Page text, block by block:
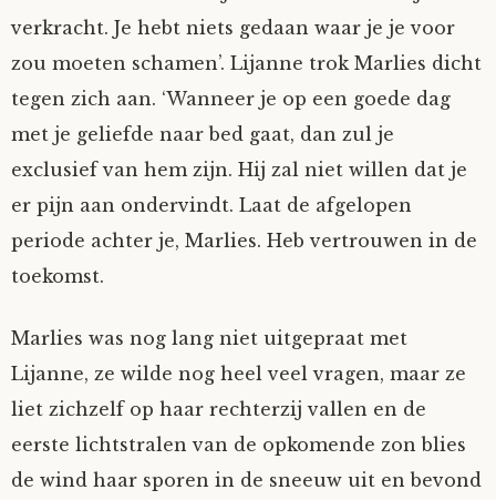
verkracht. Je hebt niets gedaan waar je je voor
zou moeten schamen’. Lijanne trok Marlies dicht
tegen zich aan. ‘Wanneer je op een goede dag
met je geliefde naar bed gaat, dan zul je
exclusief van hem zijn. Hij zal niet willen dat je
er pijn aan ondervindt. Laat de afgelopen
periode achter je, Marlies. Heb vertrouwen in de
toekomst.
Marlies was nog lang niet uitgepraat met
Lijanne, ze wilde nog heel veel vragen, maar ze
liet zichzelf op haar rechterzij vallen en de
eerste lichtstralen van de opkomende zon blies
de wind haar sporen in de sneeuw uit en bevond